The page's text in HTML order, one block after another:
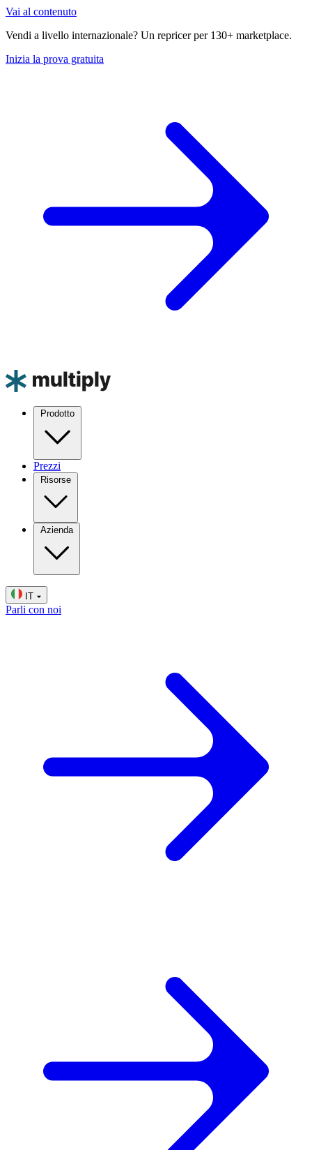
Vai al contenuto
Vendi a livello internazionale? Un repricer per 130+ marketplace.
Inizia la prova gratuita
Prodotto
Prezzi
Risorse
Azienda
IT
Parli con noi